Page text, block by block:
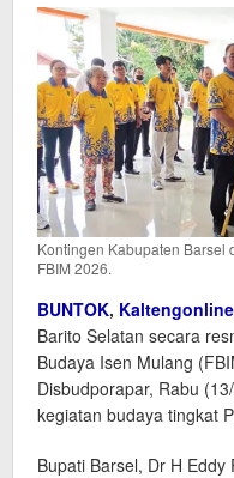
Kontingen Kabupaten Barsel
FBIM 2026.
BUNTOK,
Barito Selatan secara
Budaya Isen Mulang
Disbudporapar, Rabu
kegiatan budaya tingkat
Bupati Barsel, Dr H Eddy